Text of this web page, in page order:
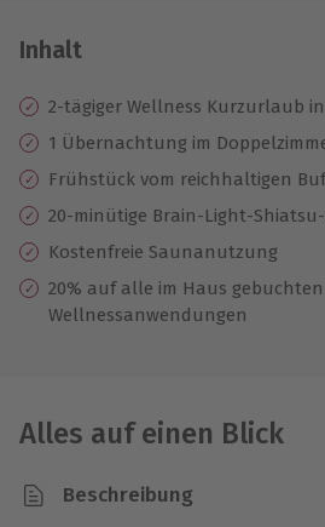
3 Jahre gültig & verlängerbar.
Inhalt
2-tägiger Wellness Kurzurlaub
1 Übernachtung im
Frühstück vom reichhaltigen
20-minütige Brain-Light-
Kostenfreie Saunanutzung
20% auf alle im Haus gebuchten
Wellnessanwendungen
Alles auf einen Blick
Beschreibung